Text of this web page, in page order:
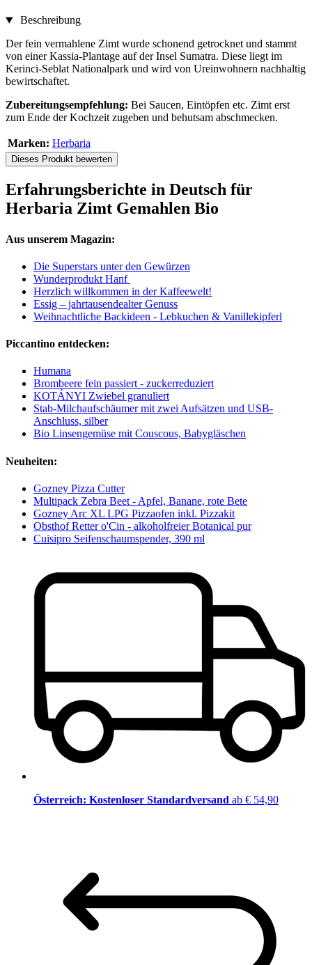
Beschreibung
Der fein vermahlene Zimt wurde schonend getrocknet und stammt
von einer Kassia-Plantage auf der Insel Sumatra. Diese liegt im
Kerinci-Seblat Nationalpark und wird von Ureinwohnern nachhaltig
bewirtschaftet.
Zubereitungsempfehlung: Bei Saucen, Eintöpfen etc. Zimt erst
zum Ende der Kochzeit zugeben und behutsam abschmecken.
Marken: Herbaria
Dieses Produkt bewerten
Erfahrungsberichte in Deutsch für
Herbaria Zimt Gemahlen Bio
Aus unserem Magazin:
Die Superstars unter den Gewürzen
Wunderprodukt Hanf
Herzlich willkommen in der Kaffeewelt!
Essig – jahrtausendealter Genuss
Weihnachtliche Backideen - Lebkuchen & Vanillekipferl
Piccantino entdecken:
Humana
Brombeere fein passiert - zuckerreduziert
KOTÁNYI Zwiebel granuliert
Stab-Milchaufschäumer mit zwei Aufsätzen und USB-
Anschluss, silber
Bio Linsengemüse mit Couscous, Babygläschen
Neuheiten:
Gozney Pizza Cutter
Multipack Zebra Beet - Apfel, Banane, rote Bete
Gozney Arc XL LPG Pizzaofen inkl. Pizzakit
Obsthof Retter o'Cin - alkoholfreier Botanical pur
Cuisipro Seifenschaumspender, 390 ml
Österreich: Kostenloser Standardversand ab € 54,90